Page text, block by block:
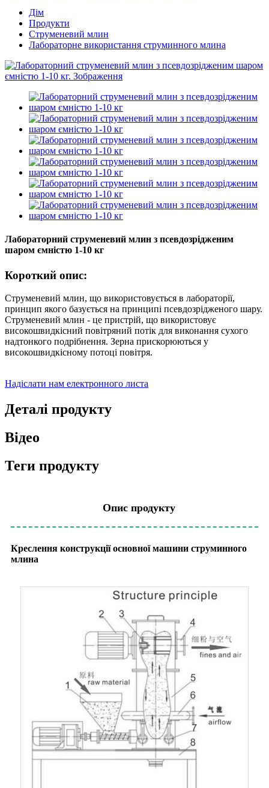
Дім
Продукти
Струменевий млин
Лабораторне використання струминного млина
Лабораторний струменевий млин з псевдозрідженим
шаром ємністю 1-10 кг
Короткий опис:
Струменевий млин, що використовується в лабораторії,
принцип якого базується на принципі псевдозрідженого шару.
Струменевий млин - це пристрій, що використовує
високошвидкісний повітряний потік для виконання сухого
надтонкого подрібнення. Зерна прискорюються у
високошвидкісному потоці повітря.
Надіслати нам електронного листа
Деталі продукту
Відео
Теги продукту
Опис продукту
Креслення конструкції основної машини струминного
млина